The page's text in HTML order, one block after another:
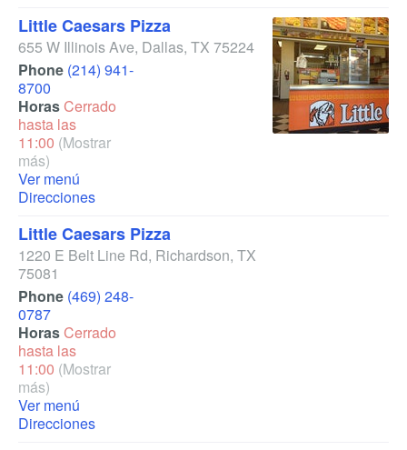
Little Caesars Pizza
655 W Illinois Ave, Dallas, TX 75224
Phone (214) 941-
8700
HorasCerrado
hasta las
11:00 (Mostrar
más)
Ver menú
Direcciones
Little Caesars Pizza
1220 E Belt Line Rd, Richardson, TX
75081
Phone (469) 248-
0787
HorasCerrado
hasta las
11:00 (Mostrar
más)
Ver menú
Direcciones